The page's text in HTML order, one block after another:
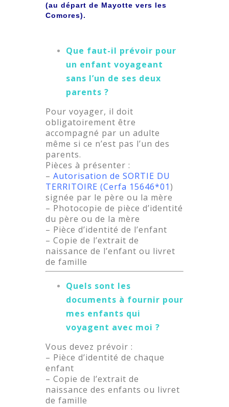
(au départ de Mayotte vers les
Comores).
Que faut-il prévoir pour
un enfant voyageant
sans l’un de ses deux
parents ?
Pour voyager, il doit
obligatoirement être
accompagné par un adulte
même si ce n’est pas l’un des
parents.
Pièces à présenter :
– Autorisation de SORTIE DU
TERRITOIRE (Cerfa 15646*01)
signée par le père ou la mère
– Photocopie de pièce d’identité
du père ou de la mère
– Pièce d’identité de l’enfant
– Copie de l’extrait de
naissance de l’enfant ou livret
de famille
Quels sont les
documents à fournir pour
mes enfants qui
voyagent avec moi ?
Vous devez prévoir :
– Pièce d’identité de chaque
enfant
– Copie de l’extrait de
naissance des enfants ou livret
de famille